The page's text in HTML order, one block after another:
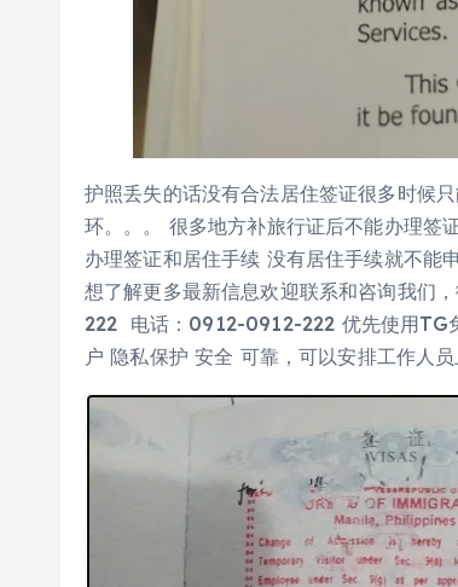
护照丢失的话没有合法居住签证很多时候
环。。。 很多地方补旅行证后不能办理签
办理签证和居住手续 没有居住手续就不能
想了解更多最新信息欢迎联系和咨询我
222 电话：0912-0912-222 优先使用TG
户 隐私保护 安全 可靠，可以安排工作人